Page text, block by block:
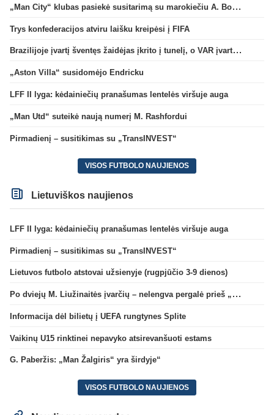
„Man City“ klubas pasiekė susitarimą su marokiečiu A. Bouaddi
Trys konfederacijos atviru laišku kreipėsi į FIFA
Brazilijoje įvartį šventęs žaidėjas įkrito į tunelį, o VAR įvartį atšaukė
„Aston Villa“ susidomėjo Endricku
LFF II lyga: kėdainiečių pranašumas lentelės viršuje auga
„Man Utd“ suteikė naują numerį M. Rashfordui
Pirmadienį – susitikimas su „TransINVEST“
VISOS FUTBOLO NAUJIENOS
Lietuviškos naujienos
LFF II lyga: kėdainiečių pranašumas lentelės viršuje auga
Pirmadienį – susitikimas su „TransINVEST“
Lietuvos futbolo atstovai užsienyje (rugpjūčio 3-9 dienos)
Po dviejų M. Liužinaitės įvarčių – nelengva pergalė prieš „Bangą“
Informacija dėl bilietų į UEFA rungtynes Splite
Vaikinų U15 rinktinei nepavyko atsirevanšuoti estams
G. Paberžis: „Man Žalgiris“ yra širdyje“
VISOS FUTBOLO NAUJIENOS